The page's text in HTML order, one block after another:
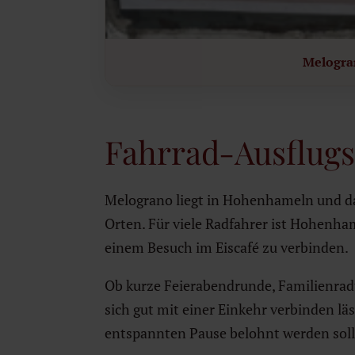
Fahrrad-
Melograno liegt in Hohenhameln und
Orten. Für viele Radfahrer ist
einem Besuch im Eiscafé zu verbinden.
Ob kurze Feierabendrunde,
sich gut mit einer Einkehr verbinden
entspannten Pause belohnt werden